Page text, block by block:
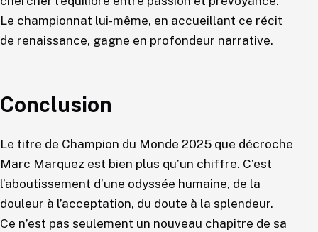
Le championnat lui-même, en accueillant ce récit
de renaissance, gagne en profondeur narrative.
Conclusion
Le titre de Champion du Monde 2025 que décroche
Marc Marquez est bien plus qu’un chiffre. C’est
l’aboutissement d’une odyssée humaine, de la
douleur à l’acceptation, du doute à la splendeur.
Ce n’est pas seulement un nouveau chapitre de sa